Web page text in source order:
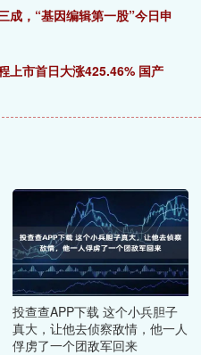
成，“基因编辑第一股”今日申
上市首日大涨425.46% 国产
投查查APP下载 这个小兵胆子
真大，让他去侦察敌情，他一人
俘虏了一个团敌军回来